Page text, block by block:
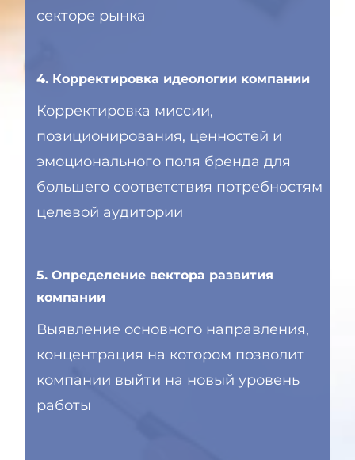
секторе рынка
4. Корректировка идеологии компании
Корректировка миссии,
позиционирования, ценностей и
эмоционального поля бренда для
большего соответствия потребностям
целевой аудитории
5. Определение вектора развития
компании
Выявление основного направления,
концентрация на котором позволит
компании выйти на новый уровень
работы